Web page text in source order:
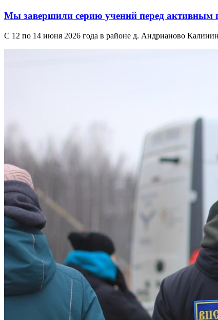
Мы завершили серию учений перед активным
С 12 по 14 июня 2026 года в районе д. Андрианово